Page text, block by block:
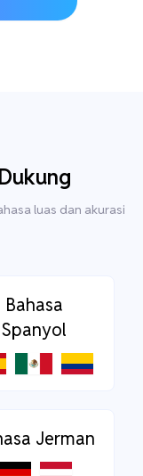
luas dan akurasi
Bahasa
Spanyol
Jerman